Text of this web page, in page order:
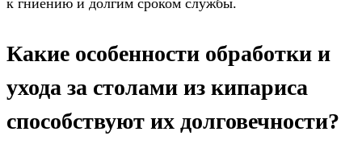
Какие особенности обработки и
ухода за столами из кипариса
способствуют их долговечности?